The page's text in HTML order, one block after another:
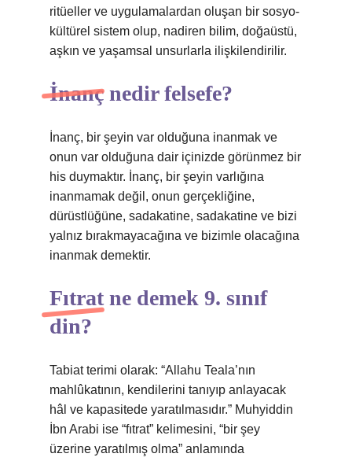
ritüeller ve uygulamalardan oluşan bir sosyo-
kültürel sistem olup, nadiren bilim, doğaüstü,
aşkın ve yaşamsal unsurlarla ilişkilendirilir.
İnanç nedir felsefe?
İnanç, bir şeyin var olduğuna inanmak ve
onun var olduğuna dair içinizde görünmez bir
his duymaktır. İnanç, bir şeyin varlığına
inanmamak değil, onun gerçekliğine,
dürüstlüğüne, sadakatine, sadakatine ve bizi
yalnız bırakmayacağına ve bizimle olacağına
inanmak demektir.
Fıtrat ne demek 9. sınıf
din?
Tabiat terimi olarak: “Allahu Teala’nın
mahlûkatının, kendilerini tanıyıp anlayacak
hâl ve kapasitede yaratılmasıdır.” Muhyiddin
İbn Arabi ise “fıtrat” kelimesini, “bir şey
üzerine yaratılmış olma” anlamında